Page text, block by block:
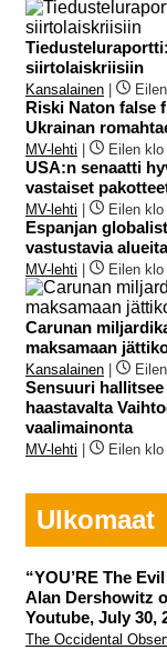
siirtolaiskriisiin
Kansalainen |
Riski Naton false
Ukrainan
MV-lehti | Eilen klo
USA:n senaatti
vastaiset
MV-lehti | Eilen klo
Espanjan
vastustavia
MV-lehti | Eilen klo
Carunan
maksamaan
Kansalainen |
Sensuuri
haastavalta
vaalimainonta
MV-lehti | Eilen klo
Ulkomaat
“YOU’RE The
Alan Dershowitz
Youtube, July 30,
The Occidental